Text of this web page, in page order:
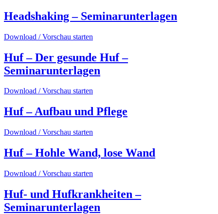
Headshaking – Seminarunterlagen
Download / Vorschau starten
Huf – Der gesunde Huf –
Seminarunterlagen
Download / Vorschau starten
Huf – Aufbau und Pflege
Download / Vorschau starten
Huf – Hohle Wand, lose Wand
Download / Vorschau starten
Huf- und Hufkrankheiten –
Seminarunterlagen